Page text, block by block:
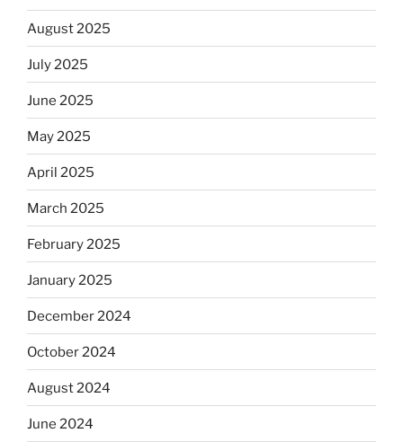
August 2025
July 2025
June 2025
May 2025
April 2025
March 2025
February 2025
January 2025
December 2024
October 2024
August 2024
June 2024